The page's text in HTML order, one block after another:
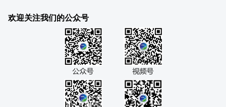
欢迎关注我们的公众号